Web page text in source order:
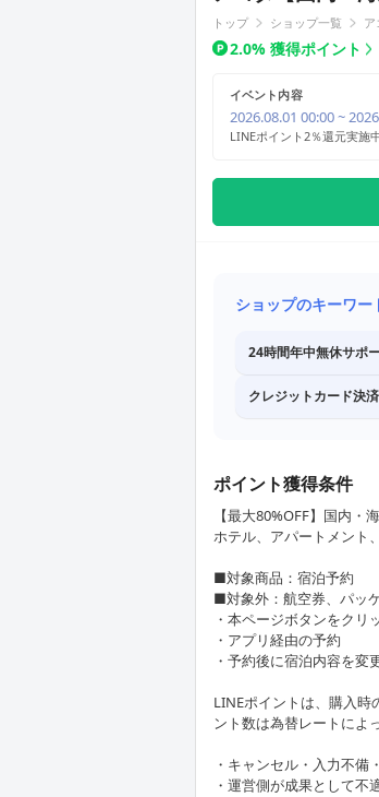
トップ ショップ一覧 ア
2.0% 獲得ポイント
イベント内容
2026.08.01 00:00 ~
LINEポイント2％還元実施
ショップのキーワー
24時間年中無休サポ
クレジットカード決済
ポイント獲得条件
【最大80%OFF】国内・
ホテル、アパートメント
■対象商品：宿泊予約
■対象外：航空券、パッ
・本ページボタンをク
・アプリ経由の予約
・予約後に宿泊内容を
LINEポイントは、購入時
ント数は為替レートによ
・キャンセル・入力不備
・運営側が成果として不